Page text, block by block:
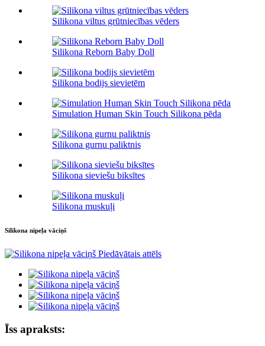
Silikona viltus grūtniecības vēders
Silikona Reborn Baby Doll
Silikona bodijs sievietēm
Simulation Human Skin Touch Silikona pēda
Silikona gurnu paliktnis
Silikona sieviešu biksītes
Silikona muskuļi
Silikona nipeļa vāciņš
Īss apraksts: